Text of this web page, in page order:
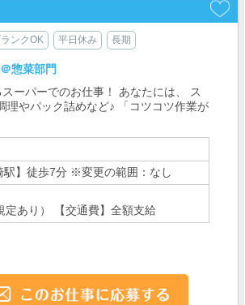
ンクOK 平日休み 長期
惣菜部門
ーパーでのお仕事！ あなたには、 ス
理やパック詰めなど♪ 「コツコツ作業が
駅】徒歩7分 ※変更の範囲：なし
あり） 【交通費】全額支給